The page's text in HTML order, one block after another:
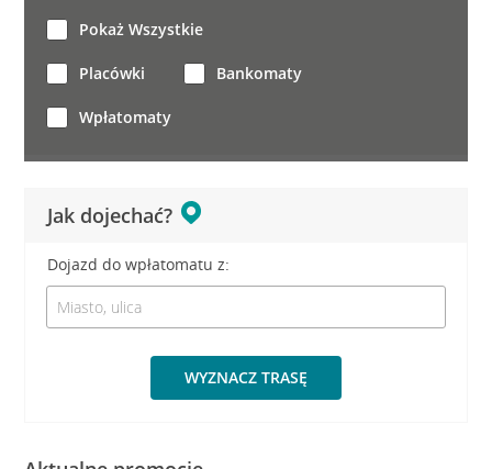
Jak dojechać?
Dojazd do wpłatomatu z:
WYZNACZ TRASĘ
Pokaż Wszystkie
Placówki Bankomaty
Wpłatomaty